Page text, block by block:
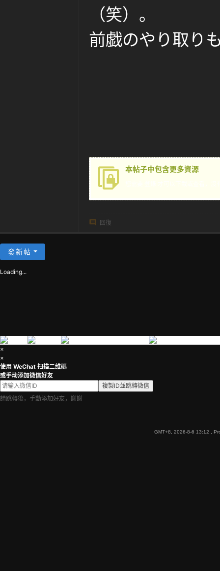
（笑）。
前戯のやり取り
本帖子中包含更多資源
回復
發新帖
Loading...
×
×
使用 WeChat 扫描二维碼
或手动添加微信好友
複製ID並跳轉微信
請跳轉後，手動添加好友，謝謝
GMT+8, 2026-8-6 13:12 ,